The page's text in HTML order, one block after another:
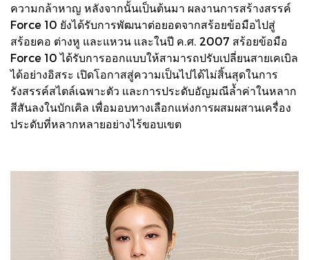
ความกล้าหาญ หลังจากนั้นเป็นต้นมา ผลงานการสร้างสรรค์
Force 10 ยังได้รับการพัฒนาต่อยอดจากสร้อยข้อมือไปสู่
สร้อยคอ ต่างหู และแหวน และในปี ค.ศ. 2007 สร้อยข้อมือ
Force 10 ได้รับการออกแบบให้สามารถปรับเปลี่ยนสายเคเบิล
ได้อย่างอิสระ เปิดโอกาสสู่ความเป็นไปได้ไม่สิ้นสุดในการ
รังสรรค์สไตล์เฉพาะตัว และการประดับอัญมณีล้ำค่าในหลาก
สีสันลงในบักเคิล เพื่อมอบทางเลือกแห่งการผสมผสานเครื่อง
ประดับที่หลากหลายอย่างไร้ขอบเขต